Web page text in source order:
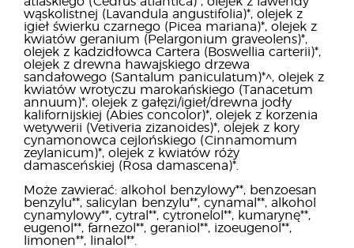
wąskolistnej (Lavandula angustifolia)*, olejek z
igieł świerku czarnego (Picea mariana)*, olejek z
kwiatów geranium (Pelargonium graveolens)*,
olejek z kadzidłowca Cartera (Boswellia carterii)*,
olejek z drewna hawajskiego drzewa
sandałowego (Santalum paniculatum)*^, olejek z
kwiatów wrotyczu marokańskiego (Tanacetum
annuum)*, olejek z gałęzi/igieł/drewna jodły
kalifornijskiej (Abies concolor)*, olejek z korzenia
wetywerii (Vetiveria zizanoides)*, olejek z kory
cynamonowca cejlońskiego (Cinnamomum
zeylanicum)*, olejek z kwiatów róży
damasceńskiej (Rosa damascena)*.
Może zawierać: alkohol benzylowy**, benzoesan
benzylu**, salicylan benzylu**, cynamal**, alkohol
cynamylowy**, cytral**, cytronelol**, kumarynę**,
eugenol**, farnezol**, geraniol**, izoeugenol**,
limonen**, linalol**.